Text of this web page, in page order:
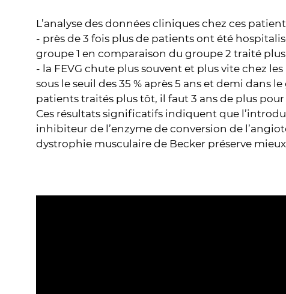
L’analyse des données cliniques chez ces
- près de 3 fois plus de patients ont été
groupe 1 en comparaison du groupe 2 traité plus
- la FEVG chute plus souvent et plus vite chez
sous le seuil des 35 % après 5 ans et demi dans
patients traités plus tôt, il faut 3 ans de plus pour
Ces résultats significatifs indiquent que
inhibiteur de l’enzyme de conversion de
dystrophie musculaire de Becker préserve